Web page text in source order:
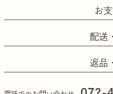
お
配送
返品